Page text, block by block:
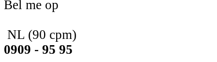
Bel me op
NL (90 cpm)
0909 - 95 95